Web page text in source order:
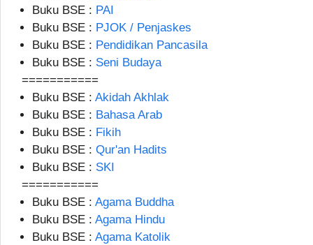
Buku BSE : PAI
Buku BSE : PJOK / Penjaskes
Buku BSE : Pendidikan Pancasila
Buku BSE : Seni Budaya
===========
Buku BSE : Akidah Akhlak
Buku BSE : Bahasa Arab
Buku BSE : Fikih
Buku BSE : Qur'an Hadits
Buku BSE : SKI
===========
Buku BSE : Agama Buddha
Buku BSE : Agama Hindu
Buku BSE : Agama Katolik